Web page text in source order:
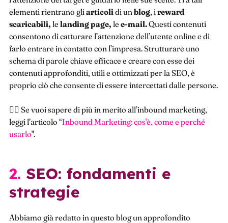
elementi rientrano gliarticoli di un blog, ireward
scaricabili, le landing page, le e-mail.Questi contenuti
consentono di catturare l’attenzione dell’utente online e di
farlo entrare in contatto con l’impresa. Strutturare uno
schema di parole chiave efficace e creare con esse dei
contenuti approfonditi, utili e ottimizzati per la SEO, è
proprio ciò che consente di essere intercettati dalle persone.
👉🏻 Se vuoi sapere di più in merito all’inbound marketing,
leggi l’articolo “Inbound Marketing: cos'è, come e perché
usarlo".
2. SEO: fondamenti e
strategie
Abbiamo già redatto in questo blog un approfondito